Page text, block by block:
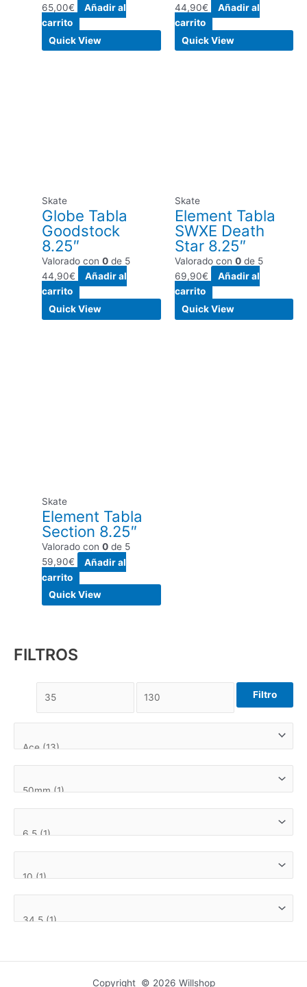
65,00€
Añadir al
carrito
Quick View
44,90€
Añadir al
carrito
Quick View
Skate
Globe Tabla
Goodstock
8.25″
Valorado con0 de 5
44,90€
Añadir al
carrito
Quick View
Skate
Element Tabla
SWXE Death
Star 8.25″
Valorado con 0de 5
69,90€
Añadir al
carrito
Quick View
Skate
Element Tabla
Section 8.25″
Valorado con0 de 5
59,90€
Añadir al
carrito
Quick View
FILTROS
Filtro
Copyright © 2026 Willshop